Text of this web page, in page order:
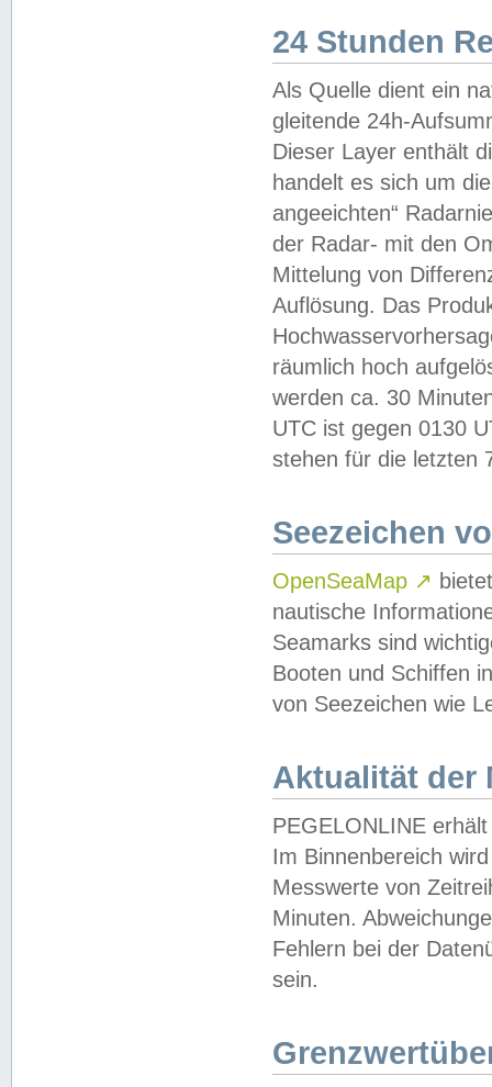
24 Stunden
Als Quelle dient ein
gleitende 24h-
Dieser Layer enthält
handelt es sich um
angeeichten“
der Radar- mit den
Mittelung von
Auflösung. Das
räumlich hoch
werden ca. 30
UTC ist gegen 0130
stehen für die letzten
Seezeichen
OpenSeaMap ↗
nautische
Seamarks sind
Booten und Schiffen
von Seezeichen wie
Aktualität der
PEGELONLINE
Im Binnenbereich
Messwerte von
Minuten.
Fehlern bei der
sein.